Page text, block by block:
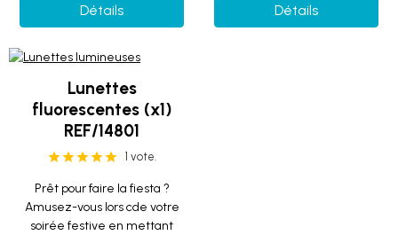
Détails Détails
Lunettes
fluorescentes (x1)
REF/14801
1 vote.
Prêt pour faire la fiesta ?
Amusez-vous lors cde votre
soirée festive en mettant